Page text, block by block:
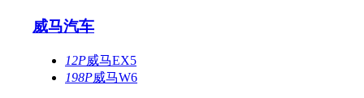
威马汽车
12P威马EX5
198P威马W6